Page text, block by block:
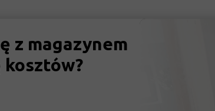
z magazynem